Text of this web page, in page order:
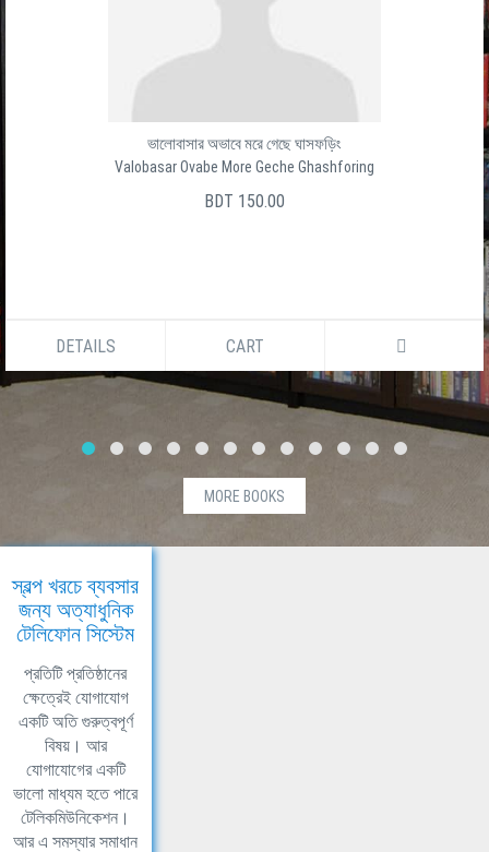
ভালোবাসার অভাবে মরে গেছে ঘাসফড়িং
Valobasar Ovabe More Geche Ghashforing
BDT 150.00
DETAILS CART
MORE BOOKS
স্বল্প খরচে ব্যবসার
জন্য অত্যাধুনিক
টেলিফোন সিস্টেম
প্রতিটি প্রতিষ্ঠানের
ক্ষেত্রেই যোগাযোগ
একটি অতি গুরুত্বপূর্ণ
বিষয়। আর
যোগাযোগের একটি
ভালো মাধ্যম হতে পারে
টেলিকমিউনিকেশন।
আর এ সমস্যার সমাধান